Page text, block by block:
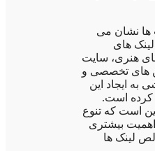
ها نشان می
های
هنری، سایت
های تخصصی و
به ایجاد این
کرده است.
است که تنوع
اهمیت بیشتری
لینک ها